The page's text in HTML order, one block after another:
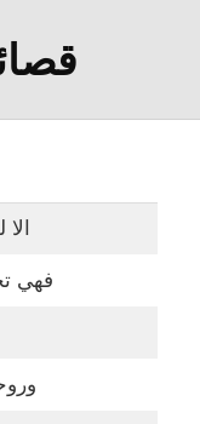
فهي